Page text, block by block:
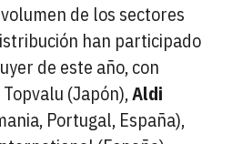
de los sectores
han participado
de este año, con
(Japón),Aldi
Portugal, España),